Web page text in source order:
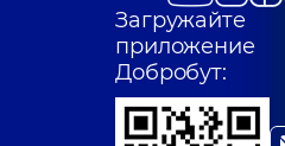
Загружайте
приложение
Добробут: